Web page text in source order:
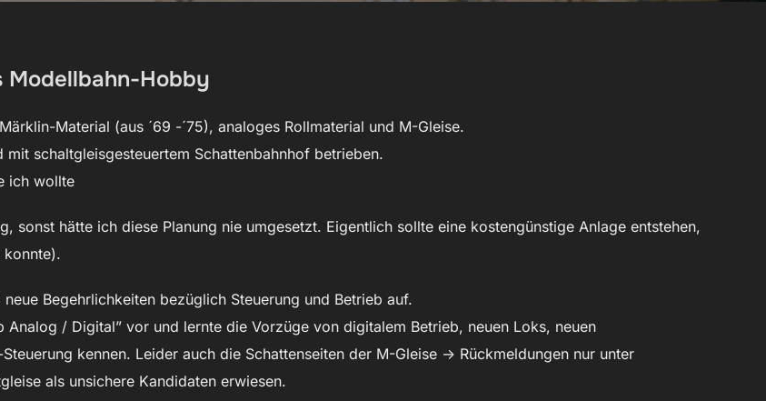
Modellbahn-Hobby
Material (aus ´69 -´75), analoges Rollmaterial und M-Gleise.
schaltgleisgesteuertem Schattenbahnhof betrieben.
ich wollte
sonst hätte ich diese Planung nie umgesetzt. Eigentlich sollte eine kostengünstige Anlage entstehen,
Begehrlichkeiten bezüglich Steuerung und Betrieb auf.
Analog / Digital” vor und lernte die Vorzüge von digitalem Betrieb, neuen Loks, neuen
kennen. Leider auch die Schattenseiten der M-Gleise -> Rückmeldungen nur unter
als unsichere Kandidaten erwiesen.